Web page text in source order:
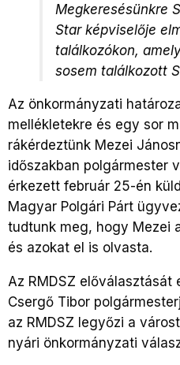
Megkeresésünkre
Star képviselője
találkozókon,
sosem találkozott
Az önkormányzati
mellékletekre és egy sor
rákérdeztünk Mezei
időszakban polgármester
érkezett február 25-én
Magyar Polgári Párt
tudtunk meg, hogy Mezei
és azokat el is olvasta.
Az RMDSZ
Csergő Tibor
az RMDSZ legyőzi a
nyári önkormányzati